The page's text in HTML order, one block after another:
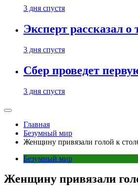
3 дня спустя
Эксперт рассказал о
3 дня спустя
Сбер проведет
3 дня спустя
Главная
Безумный мир
Женщину привязали голой к
Безумный мир
Женщину привязали